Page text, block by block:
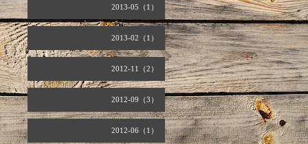
2013-05（1）
2013-02（1）
2012-11（2）
2012-09（3）
2012-06（1）